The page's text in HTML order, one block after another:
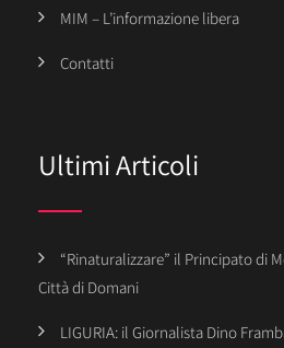
MIM – L’informazione libera
Contatti
Ultimi Articoli
“Rinaturalizzare” il Principato di
Città di Domani
LIGURIA: il Giornalista Dino